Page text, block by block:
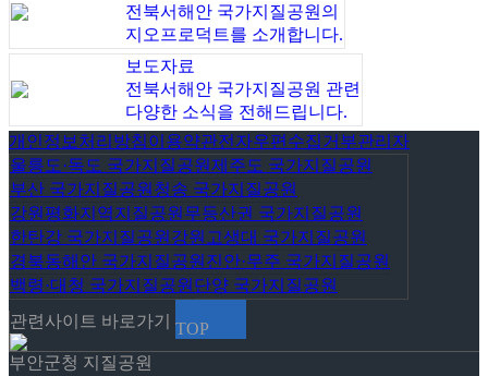
전북서해안 국가지질공원의
지오프로덕트를 소개합니다.
보도자료
전북서해안 국가지질공원 관련
다양한 소식을 전해드립니다.
개인정보처리방침이용약관전자우편수집거부관리자
울릉도·독도 국가지질공원제주도 국가지질공원
부산 국가지질공원 청송 국가지질공원
강원평화지역지질공원 무등산권 국가지질공원
한탄강 국가지질공원 강원고생대 국가지질공원
경북동해안 국가지질공원 진안·무주 국가지질공원
백령·대청 국가지질공원 단양 국가지질공원
관련사이트 바로가기
TOP
부안군청 지질공원